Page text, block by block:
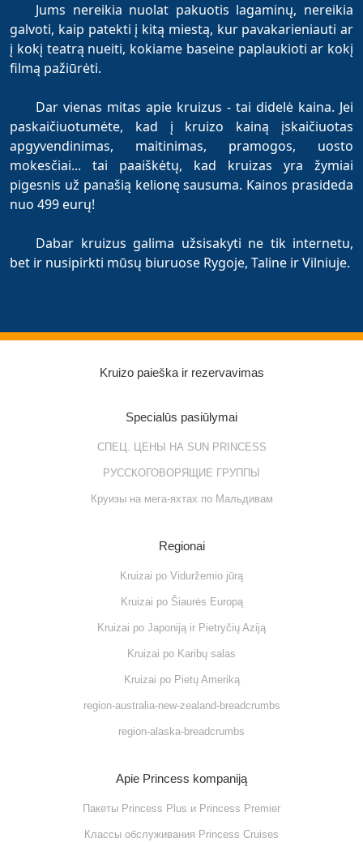
Jums nereikia nuolat pakuotis lagaminų, nereikia
galvoti, kaip patekti į kitą miestą, kur pavakarieniauti ar
į kokį teatrą nueiti, kokiame baseine paplaukioti ar kokį
filmą pažiūrėti.
Dar vienas mitas apie kruizus - tai didelė kaina. Jei
paskaičiuotumėte, kad į kruizo kainą įskaičiuotas
apgyvendinimas, maitinimas, pramogos, uosto
mokesčiai... tai paaiškėtų, kad kruizas yra žymiai
pigesnis už panašią kelionę sausuma. Kainos prasideda
nuo 499 eurų!
Dabar kruizus galima užsisakyti ne tik internetu,
bet ir nusipirkti mūsų biuruose Rygoje, Taline ir Vilniuje.
Kruizo paieška ir rezervavimas
Specialūs pasiūlymai
СПЕЦ. ЦЕНЫ НА SUN PRINCESS
РУССКОГОВОРЯЩИЕ ГРУППЫ
Круизы на мега-яхтах по Мальдивам
Regionai
Kruizai po Viduržemio jūrą
Kruizai po Šiaurės Europą
Kruizai po Japoniją ir Pietryčių Aziją
Kruizai po Karibų salas
Kruizai po Pietų Ameriką
region-australia-new-zealand-breadcrumbs
region-alaska-breadcrumbs
Apie Princess kompaniją
Пакеты Princess Plus и Princess Premier
Классы обслуживания Princess Cruises